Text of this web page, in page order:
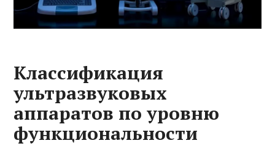
Классификация
ультразвуковых
аппаратов по уровню
функциональности